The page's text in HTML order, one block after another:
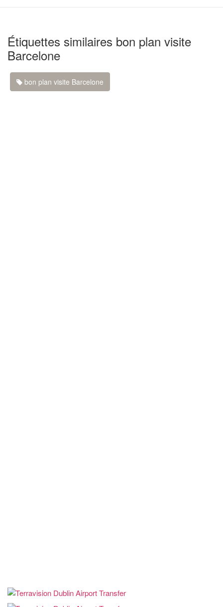
Étiquettes similaires bon plan visite
Barcelone
bon plan visite Barcelone